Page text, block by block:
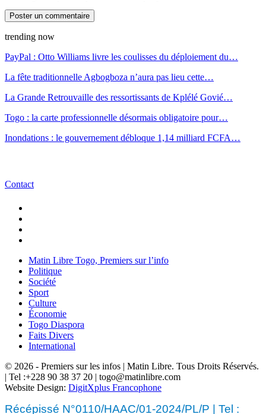
trending now
PayPal : Otto Williams livre les coulisses du déploiement du…
La fête traditionnelle Agbogboza n’aura pas lieu cette…
La Grande Retrouvaille des ressortissants de Kplélé Govié…
Togo : la carte professionnelle désormais obligatoire pour…
Inondations : le gouvernement débloque 1,14 milliard FCFA…
Contact
Matin Libre Togo, Premiers sur l’info
Politique
Société
Sport
Culture
Économie
Togo Diaspora
Faits Divers
International
© 2026 - Premiers sur les infos | Matin Libre. Tous Droits Réservés.
| Tel :+228 90 38 37 20 | togo@matinlibre.com
Website Design: DigitXplus Francophone
Récépissé N°0110/HAAC/01-2024/PL/P | Tel :